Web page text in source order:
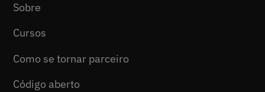
Sobre
Cursos
Como se tornar parceiro
Código aberto